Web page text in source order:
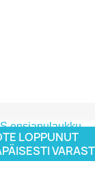

VSS
LOPPUNUT